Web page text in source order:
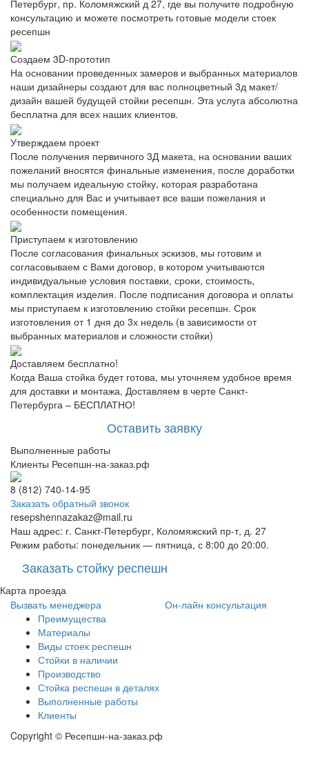
Петербург, пр. Коломяжский д 27, где вы получите подробную
консультацию и можете посмотреть готовые модели стоек
ресепшн
Создаем 3D-прототип
На основании проведенных замеров и выбранных материалов
наши дизайнеры создают для вас полноцветный 3д макет/
дизайн вашей будущей стойки ресепшн. Эта услуга абсолютна
бесплатна для всех наших клиентов.
Утверждаем проект
После получения первичного 3Д макета, на основании ваших
пожеланий вносятся финальные изменения, после доработки
мы получаем идеальную стойку, которая разработана
специально для Вас и учитывает все ваши пожелания и
особенности помещения.
Приступаем к изготовлению
После согласования финальных эскизов, мы готовим и
согласовываем с Вами договор, в котором учитываются
индивидуальные условия поставки, сроки, стоимость,
комплектация изделия. После подписания договора и оплаты
мы приступаем к изготовлению стойки ресепшн. Срок
изготовления от 1 дня до 3х недель (в зависимости от
выбранных материалов и сложности стойки)
Доставляем бесплатно!
Когда Ваша стойка будет готова, мы уточняем удобное время
для доставки и монтажа, Доставляем в черте Санкт-
Петербурга – БЕСПЛАТНО!
Оставить заявку
Выполненные работы
Клиенты Ресепшн-на-заказ.рф
8 (812) 740-14-95
Заказать обратный звонок
resepshennazakaz@mail.ru
Наш адрес: г. Санкт-Петербург, Коломяжский пр-т, д. 27
Режим работы: понедельник — пятница, с 8:00 до 20:00.
Заказать стойку респешн
Карта проезда
Вызвать менеджера
Он-лайн консультация
Преимущества
Материалы
Виды стоек респешн
Стойки в наличии
Производство
Стойка респешн в деталях
Выполненные работы
Клиенты
Copyright © Ресепшн-на-заказ.рф